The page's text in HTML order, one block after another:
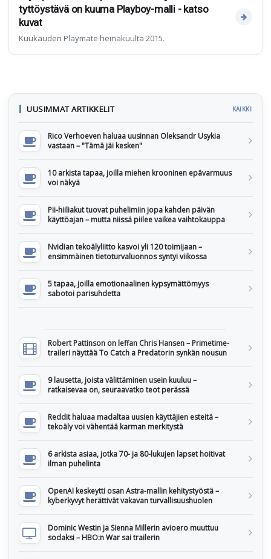
tyttöystävä on kuuma Playboy-malli - katso
kuvat
Kuukauden Playmate heinäkuulta 2015.
UUSIMMAT ARTIKKELIT KAIKKI
Rico Verhoeven haluaa uusinnan Oleksandr Usykia
vastaan – "Tämä jäi kesken"
10 arkista tapaa, joilla miehen krooninen epävarmuus
voi näkyä
Pii-hiiliakut tuovat puhelimiin jopa kahden päivän
käyttöajan – mutta niissä piilee vaikea vaihtokauppa
Nvidian tekoälyliitto kasvoi yli 120 toimijaan –
ensimmäinen tietoturvaluonnos syntyi viikossa
5 tapaa, joilla emotionaalinen kypsymättömyys
sabotoi parisuhdetta
Robert Pattinson on leffan Chris Hansen – Primetime-
traileri näyttää To Catch a Predatorin synkän nousun
9 lausetta, joista välittäminen usein kuuluu –
ratkaisevaa on, seuraavatko teot perässä
Reddit haluaa madaltaa uusien käyttäjien esteitä –
tekoäly voi vähentää karman merkitystä
6 arkista asiaa, jotka 70- ja 80-lukujen lapset hoitivat
ilman puhelinta
OpenAI keskeytti osan Astra-mallin kehitystyöstä –
kyberkyvyt herättivät vakavan turvallisuushuolen
Dominic Westin ja Sienna Millerin avioero muuttuu
sodaksi – HBO:n War sai trailerin